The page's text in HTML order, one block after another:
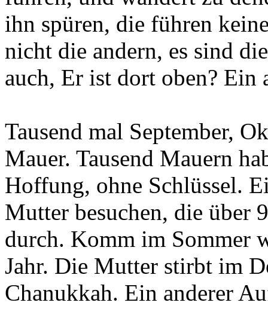
ihn spüren, die führen
nicht die andern, es sind
auch, Er ist dort oben? Ein
Tausend mal September,
Mauer. Tausend Mauern
Hoffung, ohne Schlüssel.
Mutter besuchen, die über
durch. Komm im Sommer
Jahr. Die Mutter stirbt im
Chanukkah. Ein anderer